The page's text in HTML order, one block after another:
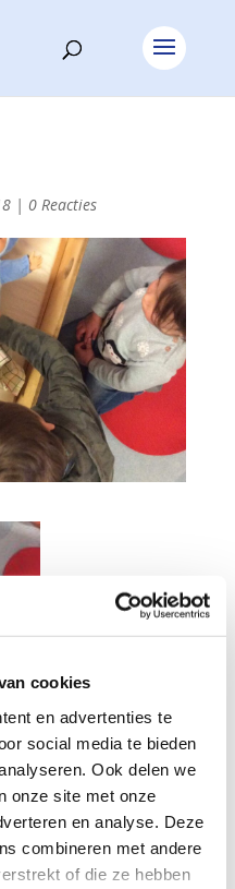
cookies
en advertenties te
social media te bieden
Ook delen we
onze site met onze
en analyse. Deze
combineren met andere
of die ze hebben
| 0 Reacties